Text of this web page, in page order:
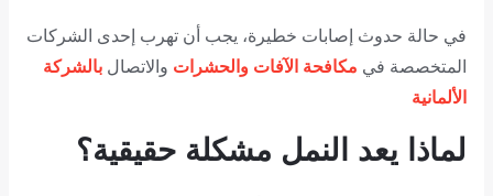
في حالة حدوث إصابات خطيرة، يجب أن تهرب إحدى الشركات
المتخصصة في مكافحة الآفات والحشرات والاتصال بالشركة
الألمانية
لماذا يعد النمل مشكلة حقيقية؟